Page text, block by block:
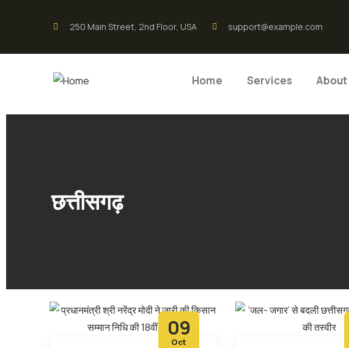
250 Main Street, 2nd Floor, USA support@example.com
Home Services About
छत्तीसगढ़
09
Oct